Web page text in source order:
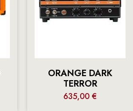
ORANGE DARK
TERROR
635,00 €